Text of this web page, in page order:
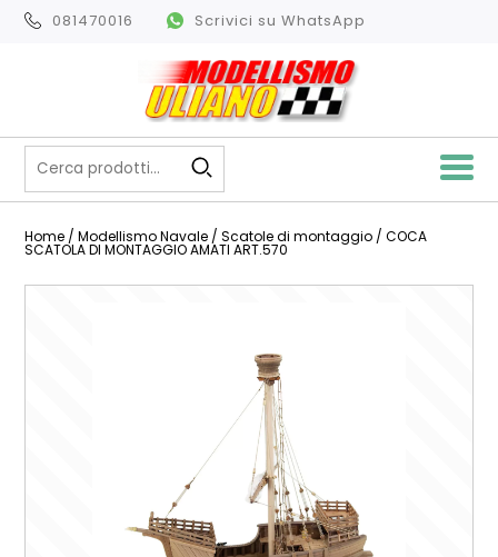
081470016 Scrivici su WhatsApp
Home /Modellismo Navale /Scatole di montaggio / COCA
SCATOLA DI MONTAGGIO AMATI ART.570